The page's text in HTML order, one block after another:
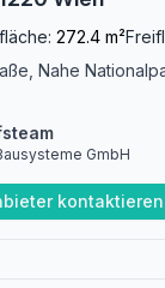
272.4 m²
Nahe
GmbH
kontaktieren